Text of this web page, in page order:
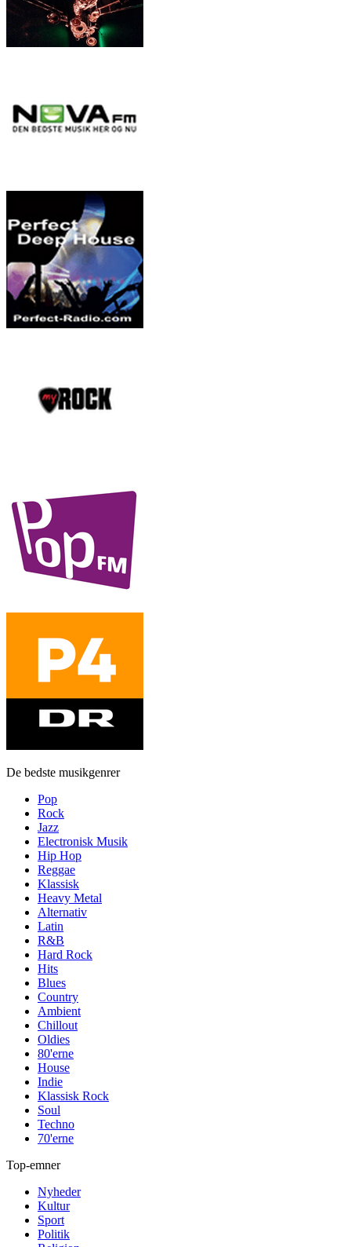
De bedste musikgenrer
Pop
Rock
Jazz
Electronisk Musik
Hip Hop
Reggae
Klassisk
Heavy Metal
Alternativ
Latin
R&B
Hard Rock
Hits
Blues
Country
Ambient
Chillout
Oldies
80'erne
House
Indie
Klassisk Rock
Soul
Techno
70'erne
Top-emner
Nyheder
Kultur
Sport
Politik